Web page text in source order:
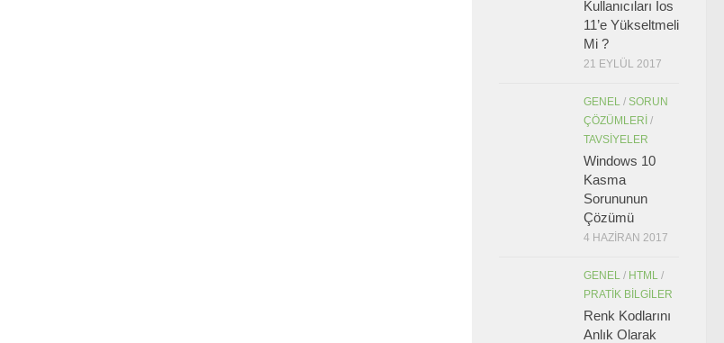
Kullanıcıları İos
11’e Yükseltmeli
Mi ?
21 EYLÜL 2017
GENEL / SORUN
ÇÖZÜMLERI /
TAVSIYELER
Windows 10
Kasma
Sorununun
Çözümü
4 HAZIRAN 2017
GENEL / HTML /
PRATIK BILGILER
Renk Kodlarını
Anlık Olarak